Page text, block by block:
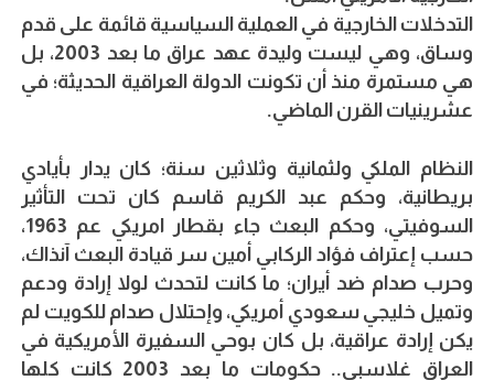
التدخلات الخارجية في العملية السياسية قائمة على قدم
وساق، وهي ليست وليدة عهد عراق ما بعد 2003، بل
هي مستمرة منذ أن تكونت الدولة العراقية الحديثة؛ في
عشرينيات القرن الماضي.
النظام الملكي ولثمانية وثلاثين سنة؛ كان يدار بأيادي
بريطانية، وحكم عبد الكريم قاسم كان تحت التأثير
السوفيتي، وحكم البعث جاء بقطار امريكي عم 1963،
حسب إعتراف فؤاد الركابي أمين سر قيادة البعث آنذاك،
وحرب صدام ضد أيران؛ ما كانت لتحدث لولا إرادة ودعم
وتميل خليجي سعودي أمريكي، وإحتلال صدام للكويت لم
يكن إرادة عراقية، بل كان بوحي السفيرة الأمريكية في
العراق غلاسبي.. حكومات ما بعد 2003 كانت كلها